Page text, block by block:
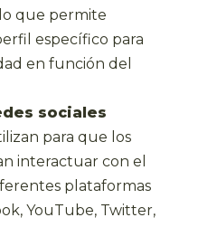
que permite
específico para
en función del
sociales
para que los
interactuar con el
plataformas
YouTube, Twitter,